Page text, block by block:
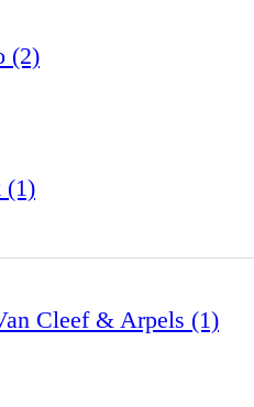
(2)
(1)
Cleef & Arpels (1)